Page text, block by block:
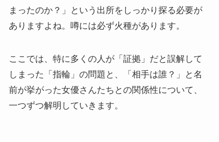
まったのか？」という出所をしっかり探る必要が
ありますよね。噂には必ず火種があります。
ここでは、特に多くの人が「証拠」だと誤解して
しまった「指輪」の問題と、「相手は誰？」と名
前が挙がった女優さんたちとの関係性について、
一つずつ解明していきます。